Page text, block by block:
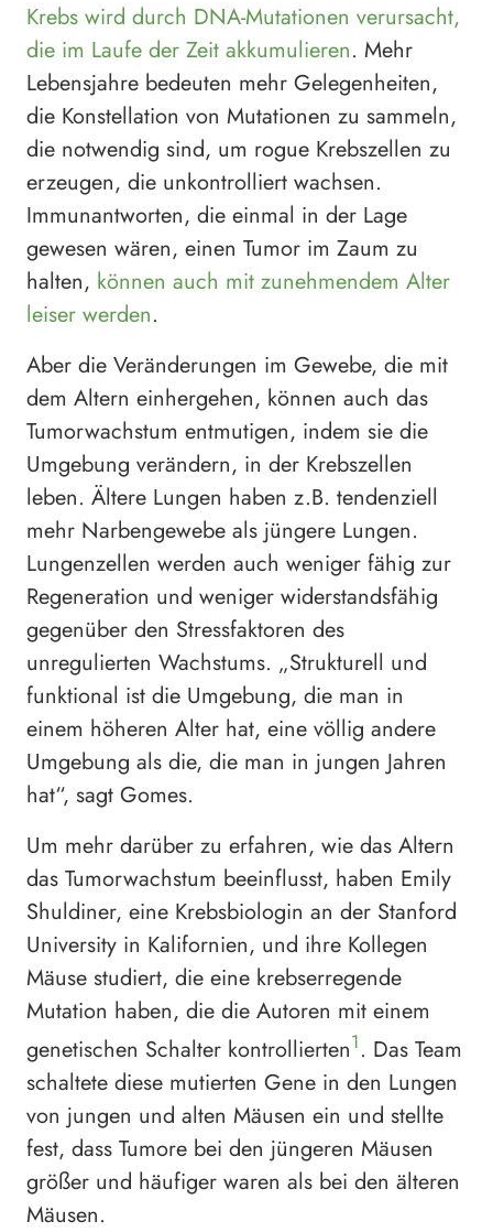
Krebs wird durch DNA-Mutationen verursacht,
die im Laufe der Zeit akkumulieren. Mehr
Lebensjahre bedeuten mehr Gelegenheiten,
die Konstellation von Mutationen zu sammeln,
die notwendig sind, um rogue Krebszellen zu
erzeugen, die unkontrolliert wachsen.
Immunantworten, die einmal in der Lage
gewesen wären, einen Tumor im Zaum zu
halten, können auch mit zunehmendem Alter
leiser werden.
Aber die Veränderungen im Gewebe, die mit
dem Altern einhergehen, können auch das
Tumorwachstum entmutigen, indem sie die
Umgebung verändern, in der Krebszellen
leben. Ältere Lungen haben z.B. tendenziell
mehr Narbengewebe als jüngere Lungen.
Lungenzellen werden auch weniger fähig zur
Regeneration und weniger widerstandsfähig
gegenüber den Stressfaktoren des
unregulierten Wachstums. „Strukturell und
funktional ist die Umgebung, die man in
einem höheren Alter hat, eine völlig andere
Umgebung als die, die man in jungen Jahren
hat“, sagt Gomes.
Um mehr darüber zu erfahren, wie das Altern
das Tumorwachstum beeinflusst, haben Emily
Shuldiner, eine Krebsbiologin an der Stanford
University in Kalifornien, und ihre Kollegen
Mäuse studiert, die eine krebserregende
Mutation haben, die die Autoren mit einem
genetischen Schalter kontrollierten1. Das Team
schaltete diese mutierten Gene in den Lungen
von jungen und alten Mäusen ein und stellte
fest, dass Tumore bei den jüngeren Mäusen
größer und häufiger waren als bei den älteren
Mäusen.